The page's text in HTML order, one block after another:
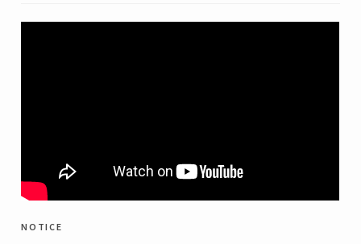
notice